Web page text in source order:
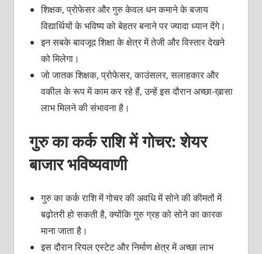
शिक्षक, प्रोफेसर और गुरु केवल धन कमाने के बजाय
विद्यार्थियों के भविष्य को बेहतर बनाने पर ज्यादा ध्यान देंगे।
इन सबके बावजूद शिक्षा के क्षेत्र में तेजी और विस्तार देखने
को मिलेगा।
जो जातक शिक्षक, प्रोफेसर, काउंसलर, सलाहकार और
वकील के रूप में काम कर रहे हैं, उन्हें इस दौरान अच्छा-ख़ासा
लाभ मिलने की संभावना है।
गुरु का कर्क राशि में गोचर: शेयर
बाजार भविष्यवाणी
गुरु का कर्क राशि में गोचर की अवधि में सोने की कीमतों में
बढ़ोतरी हो सकती है, क्योंकि गुरु ग्रह को सोने का कारक
माना जाता है।
इस दौरान रियल एस्टेट और निर्माण क्षेत्र में अच्छा लाभ